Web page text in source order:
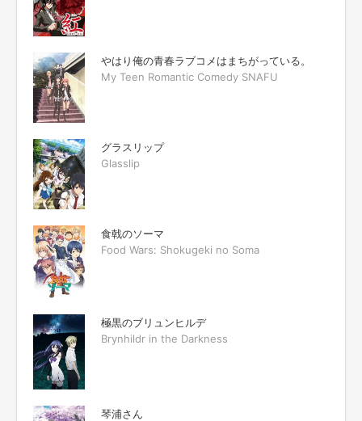
やはり俺の青春ラブコメはまちがっている。
My Teen Romantic Comedy SNAFU
グラスリップ
Glasslip
食戟のソーマ
Food Wars: Shokugeki no Soma
極黒のブリュンヒルデ
Brynhildr in the Darkness
琴浦さん